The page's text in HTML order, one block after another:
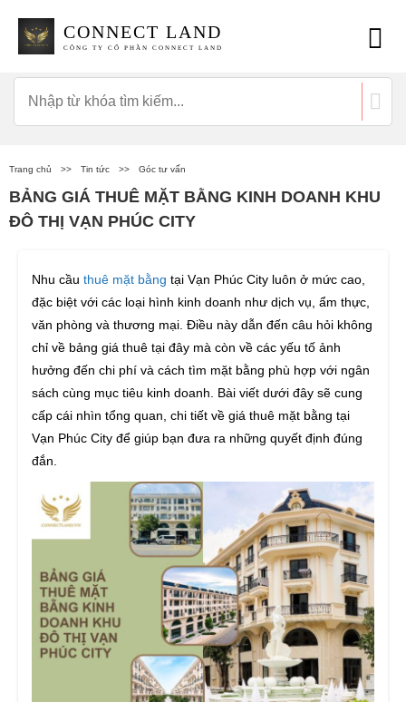
CONNECT LAND
CÔNG TY CỔ PHẦN CONNECT LAND
Trang chủ >> Tin tức >> Góc tư vấn
BẢNG GIÁ THUÊ MẶT BẰNG KINH DOANH KHU
ĐÔ THỊ VẠN PHÚC CITY
Nhu cầu thuê mặt bằng tại Vạn Phúc City luôn ở mức cao,
đặc biệt với các loại hình kinh doanh như dịch vụ, ẩm thực,
văn phòng và thương mại. Điều này dẫn đến câu hỏi không
chỉ về bảng giá thuê tại đây mà còn về các yếu tố ảnh
hưởng đến chi phí và cách tìm mặt bằng phù hợp với ngân
sách cùng mục tiêu kinh doanh. Bài viết dưới đây sẽ cung
cấp cái nhìn tổng quan, chi tiết về giá thuê mặt bằng tại
Vạn Phúc City để giúp bạn đưa ra những quyết định đúng
đắn.